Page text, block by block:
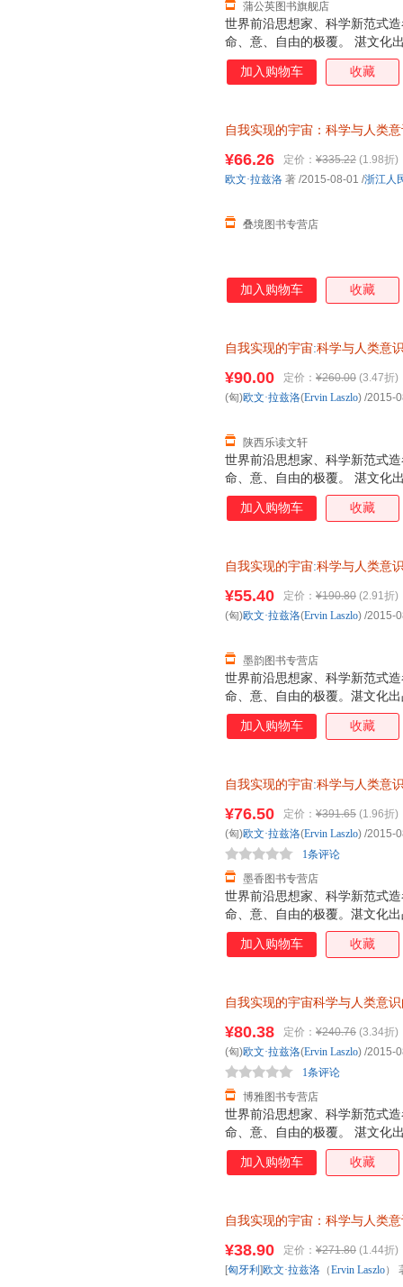
世界前沿思想家、科学新范式
命、意、自由的极覆。 湛文化
蒲公英图书旗舰店
加入购物车 收藏
自我实现的宇宙：科学与人类
¥66.26 定价： ¥335.22 (1.98折)
叠境图书专营店
欧文·拉兹洛 著 /2015-08-01 /浙江人
加入购物车 收藏
自我实现的宇宙:科学与人类意
世界前沿思想家、科学新范式
命、意、自由的极覆。 湛文化
¥90.00 定价： ¥260.00 (3.47折)
陕西乐读文轩
(匈)欧文·拉兹洛(Ervin Laszlo) /2015-
加入购物车 收藏
自我实现的宇宙:科学与人类意
世界前沿思想家、科学新范式
命、意、自由的极覆。湛文化
¥55.40 定价： ¥190.80 (2.91折)
墨韵图书专营店
(匈)欧文·拉兹洛(Ervin Laszlo) /2015-
加入购物车 收藏
自我实现的宇宙:科学与人类意
世界前沿思想家、科学新范式
命、意、自由的极覆。湛文化
¥76.50 定价： ¥391.65 (1.96折)
墨香图书专营店
1条评论
(匈)欧文·拉兹洛(Ervin Laszlo) /2015-
加入购物车 收藏
自我实现的宇宙科学与人类意
世界前沿思想家、科学新范式
命、意、自由的极覆。 湛文化
¥80.38 定价： ¥240.76 (3.34折)
博雅图书专营店
1条评论
(匈)欧文·拉兹洛(Ervin Laszlo) /2015-
加入购物车 收藏
自我实现的宇宙：科学与人类
存后下单，避免纠纷。
¥38.90 定价： ¥271.80 (1.44折)
[匈牙利 ]欧文·拉兹洛 （Ervin Laszlo）